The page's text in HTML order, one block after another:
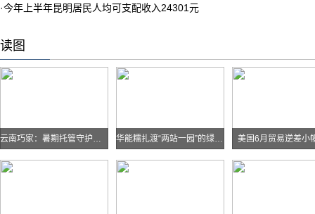
·今年上半年昆明居民人均可支配收入24301元
读图
云南巧家：暑期托管守护孩子快乐假期 华能糯扎渡“两站一园”的绿色实践 美国6月贸易逆差小